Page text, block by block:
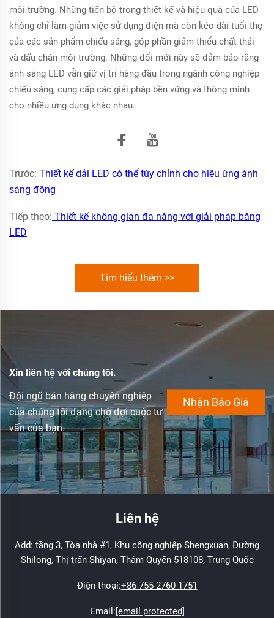
môi trường. Những tiến bộ trong thiết kế và hiệu quả của LED
không chỉ làm giảm việc sử dụng điện mà còn kéo dài tuổi thọ
của các sản phẩm chiếu sáng, góp phần giảm thiểu chất thải
và dấu chân môi trường. Những đổi mới này sẽ đảm bảo rằng
ánh sáng LED vẫn giữ vị trí hàng đầu trong ngành công nghiệp
chiếu sáng, cung cấp các giải pháp bền vững và thông minh
cho nhiều ứng dụng khác nhau.
Trước: Thiết kế dải LED có thể tùy chỉnh cho hiệu ứng ánh
sáng động
Tiếp theo: Thiết kế không gian đa năng với giải pháp băng
LED
Tìm hiểu thêm >>
Xin liên hệ với chúng tôi.
Đội ngũ bán hàng chuyên nghiệp
của chúng tôi đang chờ đợi cuộc tư
vấn của bạn.
Nhận Báo Giá
Liên hệ
Add: tầng 3, Tòa nhà #1, Khu công nghiệp Shengxuan, Đường
Shilong, Thị trấn Shiyan, Thâm Quyến 518108, Trung Quốc
Điện thoại:+86-755-2760 1751
Email:[email protected]